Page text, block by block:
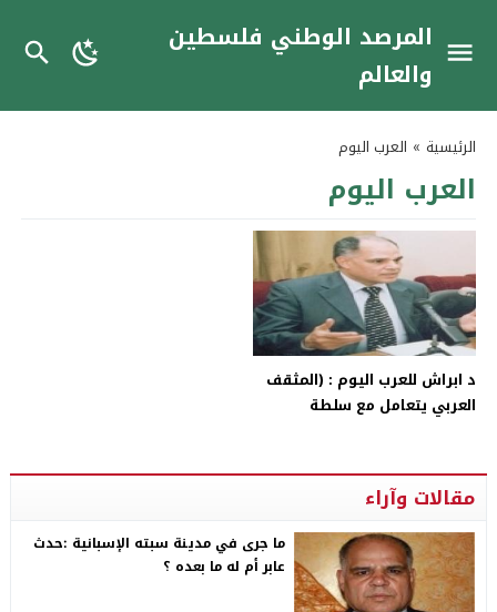
المرصد الوطني فلسطين
والعالم
الرئيسية » العرب اليوم
العرب اليوم
د ابراش للعرب اليوم : (المثقف
العربي يتعامل مع سلطة
مقالات وآراء
ما جرى في مدينة سبته الإسبانية :حدث
عابر أم له ما بعده ؟